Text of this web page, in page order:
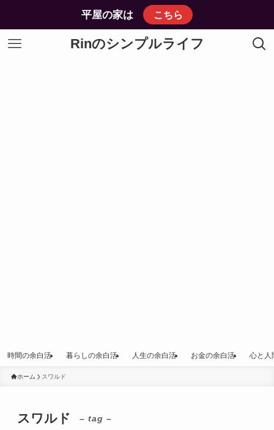
平屋の家は こちら
Rinのシンプルライフ
時間の余白活 暮らしの余白活 人生の余白活 お金の余白活 心と人
ホーム スワルド
スワルド – tag –